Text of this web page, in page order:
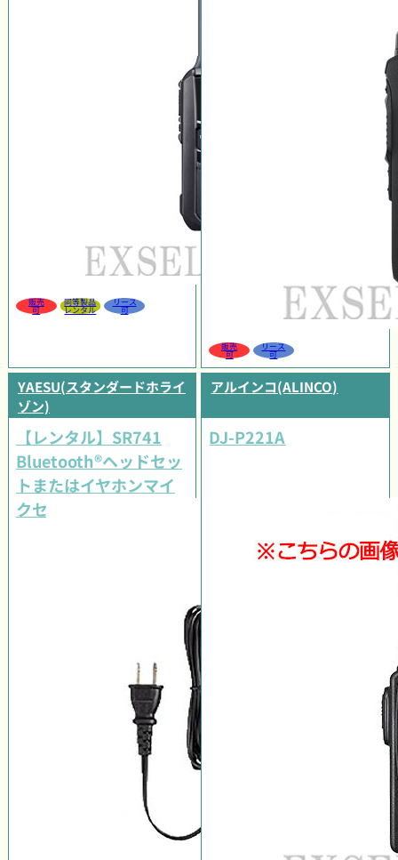
販売
可
同等製品
レンタル
リース
可
販売
可
リース
可
YAESU(スタンダードホライ
ゾン)
【レンタル】SR741
Bluetooth®ヘッドセッ
トまたはイヤホンマイ
クセット
アルインコ(ALINCO)
DJ-P221A